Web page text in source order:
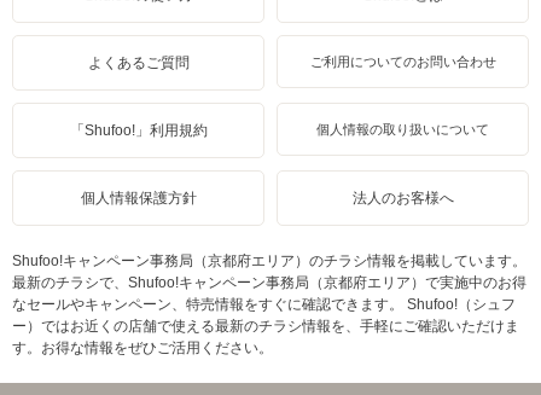
よくあるご質問 ご利用についてのお問い合わせ
「Shufoo!」利用規約 個人情報の取り扱いについて
個人情報保護方針 法人のお客様へ
Shufoo!キャンペーン事務局（京都府エリア）のチラシ情報を掲載しています。
最新のチラシで、Shufoo!キャンペーン事務局（京都府エリア）で実施中のお得
なセールやキャンペーン、特売情報をすぐに確認できます。 Shufoo!（シュフ
ー）ではお近くの店舗で使える最新のチラシ情報を、手軽にご確認いただけま
す。お得な情報をぜひご活用ください。